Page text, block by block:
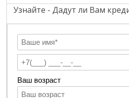
Узнайте - Дадут ли Вам
Ваш возраст